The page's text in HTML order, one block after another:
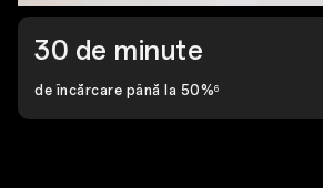
30 de minute
de încărcare până la 50%6